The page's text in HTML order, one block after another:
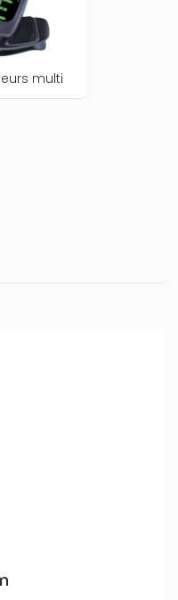
multi